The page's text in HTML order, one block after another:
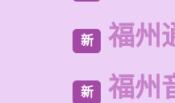
新 福州
新 福州